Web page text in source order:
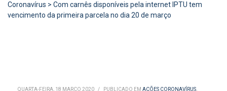
Coronavírus > Com carnês disponíveis pela internet IPTU tem
vencimento da primeira parcela no dia 20 de março
QUARTA-FEIRA, 18 MARÇO 2020 / PUBLICADO EM AÇÕES CORONAVÍRUS,